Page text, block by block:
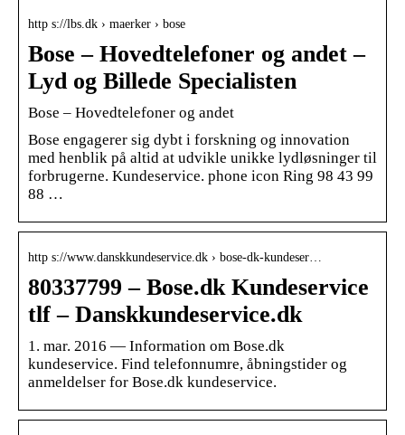
http s://lbs.dk › maerker › bose
Bose – Hovedtelefoner og andet –
Lyd og Billede Specialisten
Bose – Hovedtelefoner og andet
Bose engagerer sig dybt i forskning og innovation
med henblik på altid at udvikle unikke lydløsninger til
forbrugerne. Kundeservice. phone icon Ring 98 43 99
88 …
http s://www.danskkundeservice.dk › bose-dk-kundeser…
80337799 – Bose.dk Kundeservice
tlf – Danskkundeservice.dk
1. mar. 2016 — Information om Bose.dk
kundeservice. Find telefonnumre, åbningstider og
anmeldelser for Bose.dk kundeservice.